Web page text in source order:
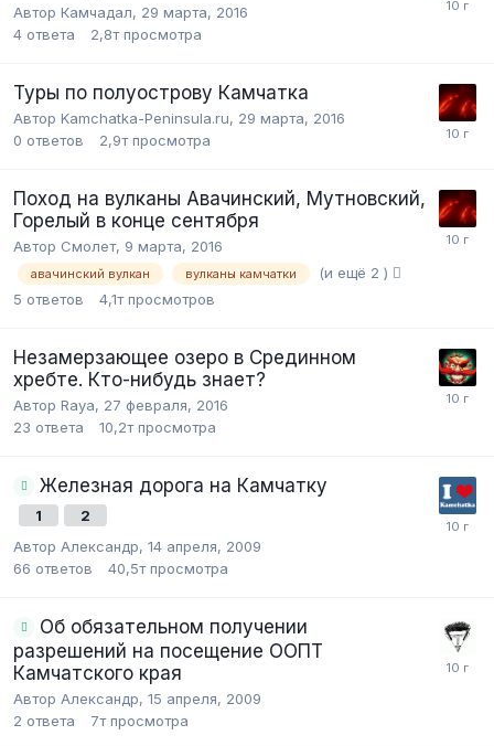
Автор Камчадал, 29 марта, 2016
4 ответа 2,8т просмотра
Туры по полуострову Камчатка
Автор Kamchatka-Peninsula.ru, 29 марта, 2016
0 ответов 2,9т просмотра
Поход на вулканы Авачинский, Мутновский,
Горелый в конце сентября
Автор Смолет, 9 марта, 2016
авачинский вулкан вулканы камчатки
(и ещё 2 )
5 ответов 4,1т просмотров
Незамерзающее озеро в Срединном
хребте. Кто-нибудь знает?
Автор Raya, 27 февраля, 2016
23 ответа 10,2т просмотра
Железная дорога на Камчатку
1
2
Автор Александр, 14 апреля, 2009
66 ответов 40,5т просмотра
Об обязательном получении
разрешений на посещение ООПТ
Камчатского края
Автор Александр, 15 апреля, 2009
2 ответа 7т просмотра